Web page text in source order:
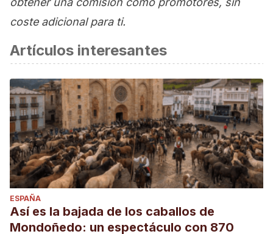
coste adicional para ti.
Artículos interesantes
ESPAÑA
Así es la bajada de los caballos de
Mondoñedo: un espectáculo con 870